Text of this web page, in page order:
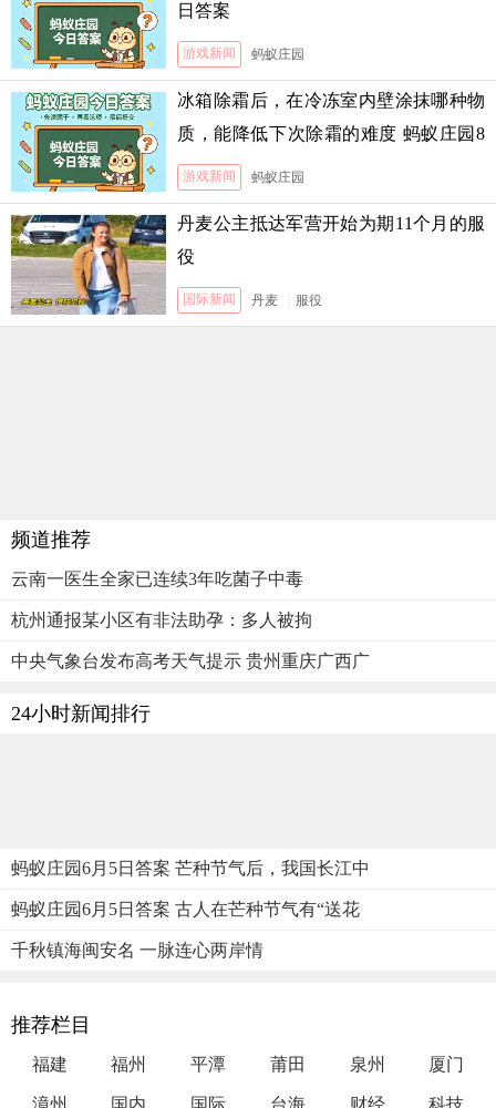
日答案
游戏新闻 蚂蚁庄园
冰箱除霜后，在冷冻室内壁涂抹哪种物
质，能降低下次除霜的难度 蚂蚁庄园8
月5日答案
游戏新闻 蚂蚁庄园
丹麦公主抵达军营开始为期11个月的服
役
国际新闻 丹麦 服役
频道推荐
云南一医生全家已连续3年吃菌子中毒
杭州通报某小区有非法助孕：多人被拘
中央气象台发布高考天气提示 贵州重庆广西广
24小时新闻排行
蚂蚁庄园6月5日答案 芒种节气后，我国长江中
蚂蚁庄园6月5日答案 古人在芒种节气有“送花
千秋镇海闽安名 一脉连心两岸情
推荐栏目
福建 福州 平潭 莆田 泉州 厦门